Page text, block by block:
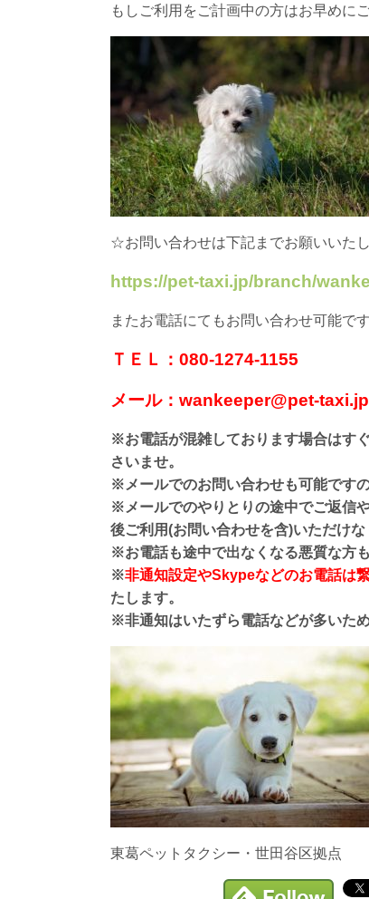
もしご利用をご計画中の方はお早めに
☆お問い合わせは下記までお願いいた
https://pet-taxi.jp/branch/
またお電話にてもお問い合わせ可能で
ＴＥＬ：080-1274-1155
メール：wankeeper@pet-taxi.jp
※お電話が混雑しております場合はす
さいませ。
※メールでのお問い合わせも可能です
※メールでのやりとりの途中でご返信
後ご利用(お問い合わせを含)いただけ
※お電話も途中で出なくなる悪質な方
※非通知設定やSkypeなどのお電話は
たします。
※非通知はいたずら電話などが多いた
東葛ペットタクシー・世田谷区拠点